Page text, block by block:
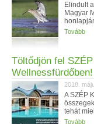
Elindult
Magyar
Tovább
Töltődjön fel
Wellnessfürdőben!
2018.
A SZÉP
tehát
Tovább